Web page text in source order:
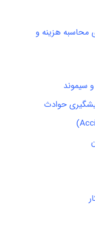
هزینه و
سیموند
حوادث